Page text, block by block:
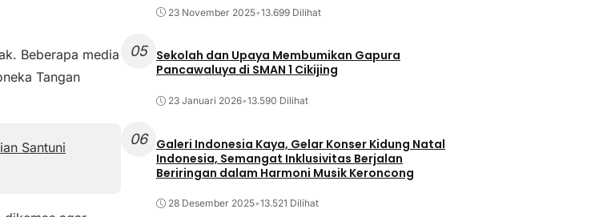
Beberapa media
Tangan
Santuni
23 November 2025•13.699 Dilihat
05
Sekolah dan Upaya Membumikan Gapura
Pancawaluya di SMAN 1 Cikijing
23 Januari 2026•13.590 Dilihat
06
Galeri Indonesia Kaya, Gelar Konser Kidung Natal
Indonesia, Semangat Inklusivitas Berjalan
Beriringan dalam Harmoni Musik Keroncong
28 Desember 2025•13.521 Dilihat